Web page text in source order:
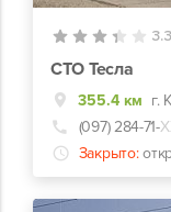
3.3
СТО Тесла
355.4 км г.
(097) 284-71-
Закрыто: